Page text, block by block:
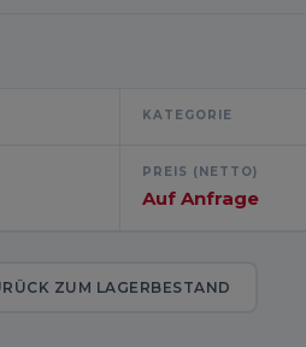
KATEGORIE
PREIS (NETTO)
Auf Anfrage
ZUM LAGERBESTAND